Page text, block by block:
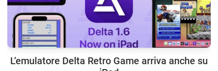
L’emulatore Delta Retro Game arriva anche su